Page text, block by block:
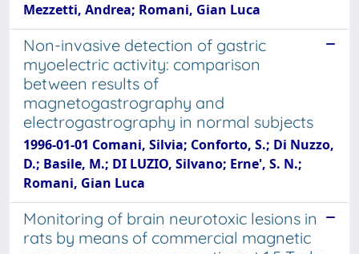
Mezzetti, Andrea; Romani, Gian Luca
Non-invasive detection of gastric
myoelectric activity: comparison
between results of
magnetogastrography and
electrogastrography in normal subjects
1996-01-01 Comani, Silvia; Conforto, S.; Di Nuzzo,
D.; Basile, M.; DI LUZIO, Silvano; Erne', S. N.;
Romani, Gian Luca
Monitoring of brain neurotoxic lesions in
rats by means of commercial magnetic